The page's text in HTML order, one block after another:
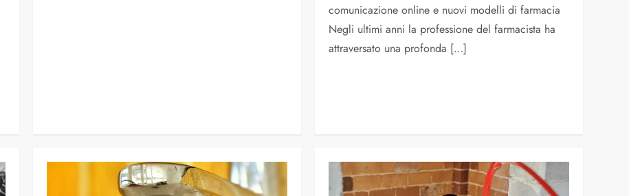
comunicazione online e nuovi modelli di farmacia
Negli ultimi anni la professione del farmacista ha
attraversato una profonda […]